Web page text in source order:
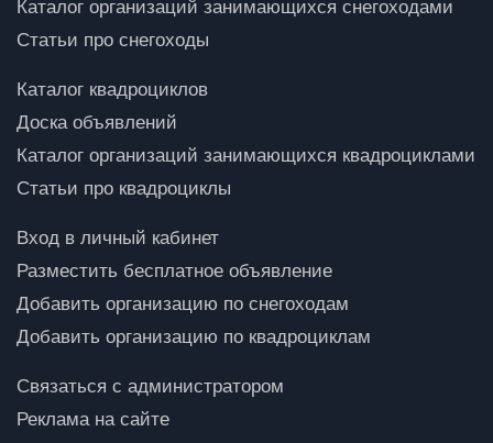
Каталог организаций занимающихся снегоходами
Статьи про снегоходы
Каталог квадроциклов
Доска объявлений
Каталог организаций занимающихся квадроциклами
Статьи про квадроциклы
Вход в личный кабинет
Разместить бесплатное объявление
Добавить организацию по снегоходам
Добавить организацию по квадроциклам
Связаться с администратором
Реклама на сайте